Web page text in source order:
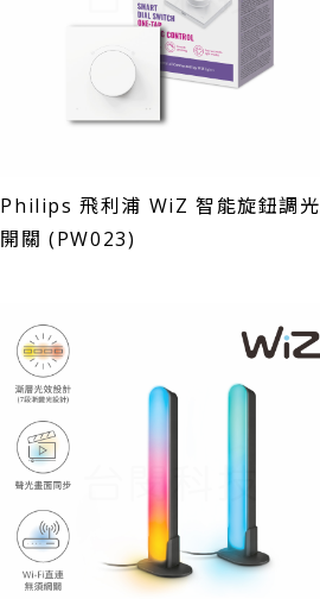
Philips 飛利浦 WiZ 智能旋鈕調光
開關 (PW023)